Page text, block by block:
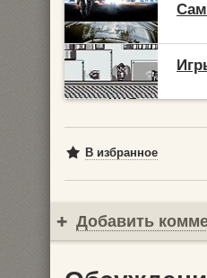
В избранное
Добавить